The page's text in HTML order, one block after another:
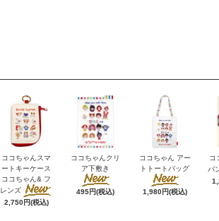
ココちゃんスマ
ートキーケース
ココちゃん& フ
レンズ
2,750円(税込)
ココちゃんクリ
ア下敷き
495円(税込)
ココちゃん アー
トトートバッグ
1,980円(税込)
コ
バ